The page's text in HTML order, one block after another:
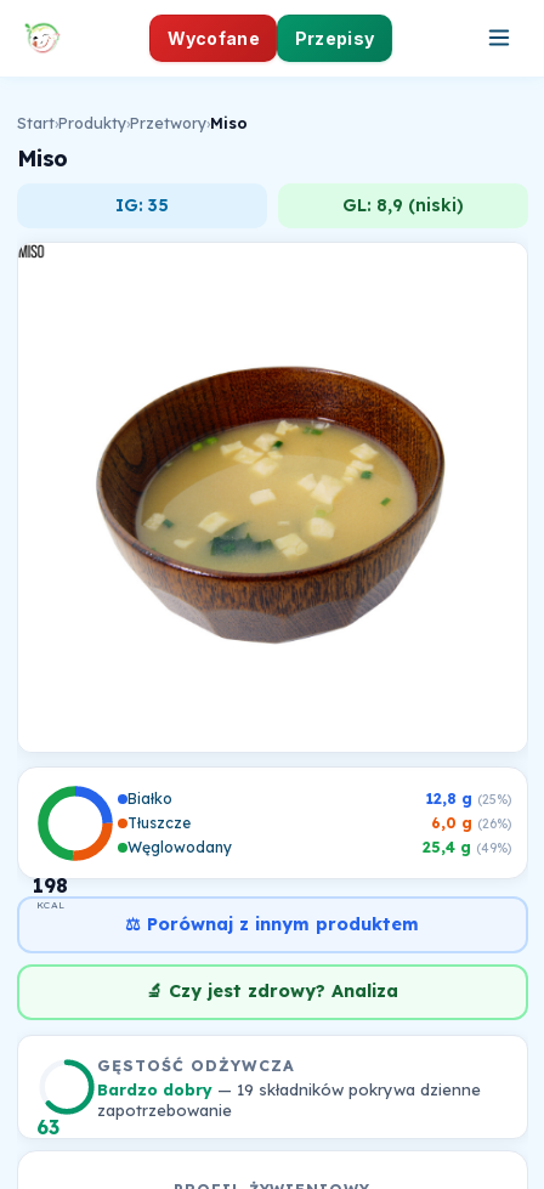
Wycofane Przepisy
Start›Produkty›Przetwory›Miso
Miso
IG: 35 GL: 8,9 (niski)
198
KCAL
Białko 12,8 g (25%)
Tłuszcze 6,0 g (26%)
Węglowodany 25,4 g (49%)
⚖️ Porównaj z innym produktem
🔬 Czy jest zdrowy? Analiza
63
GĘSTOŚĆ ODŻYWCZA
Bardzo dobry— 19 składników pokrywa dzienne
zapotrzebowanie